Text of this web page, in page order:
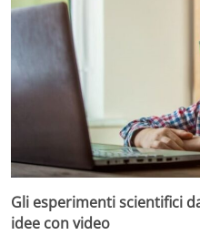
Gli esperimenti scientifici
idee con video